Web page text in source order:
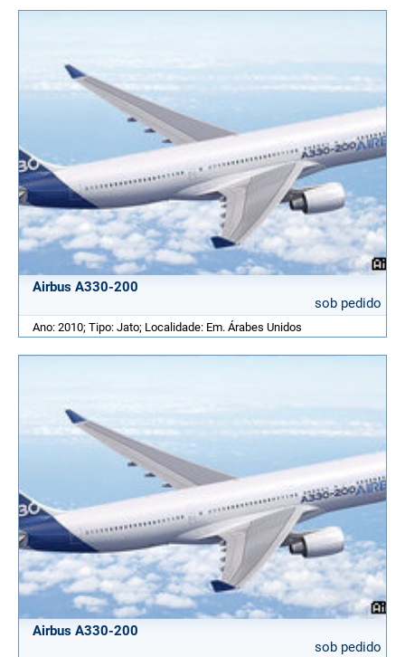
Airbus A330-200
sob pedido
Ano: 2010; Tipo: Jato; Localidade: Em. Árabes Unidos
Airbus A330-200
sob pedido